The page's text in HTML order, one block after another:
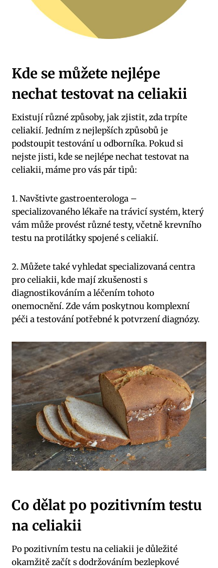
Kde se můžete nejlépe
nechat testovat na celiakii
Existují různé způsoby, jak zjistit, zda trpíte
celiakií. Jedním z nejlepších způsobů je
podstoupit testování u odborníka. Pokud si
nejste jisti, kde se nejlépe nechat testovat na
celiakii, máme pro vás pár tipů:
1. Navštivte gastroenterologa –
specializovaného lékaře na trávicí systém, který
vám může provést různé testy, včetně krevního
testu na protilátky spojené s celiakií.
2. Můžete také vyhledat specializovaná centra
pro celiakii, kde mají zkušenosti s
diagnostikováním a léčením tohoto
onemocnění. Zde vám poskytnou komplexní
péči a testování potřebné k potvrzení diagnózy.
Co dělat po pozitivním testu
na celiakii
Po pozitivním testu na celiakii je důležité
okamžitě začít s dodržováním bezlepkové